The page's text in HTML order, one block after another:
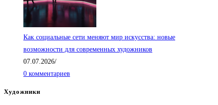
Как социальные сети меняют мир искусства: новые
возможности для современных художников
07.07.2026/
0 комментариев
Художники